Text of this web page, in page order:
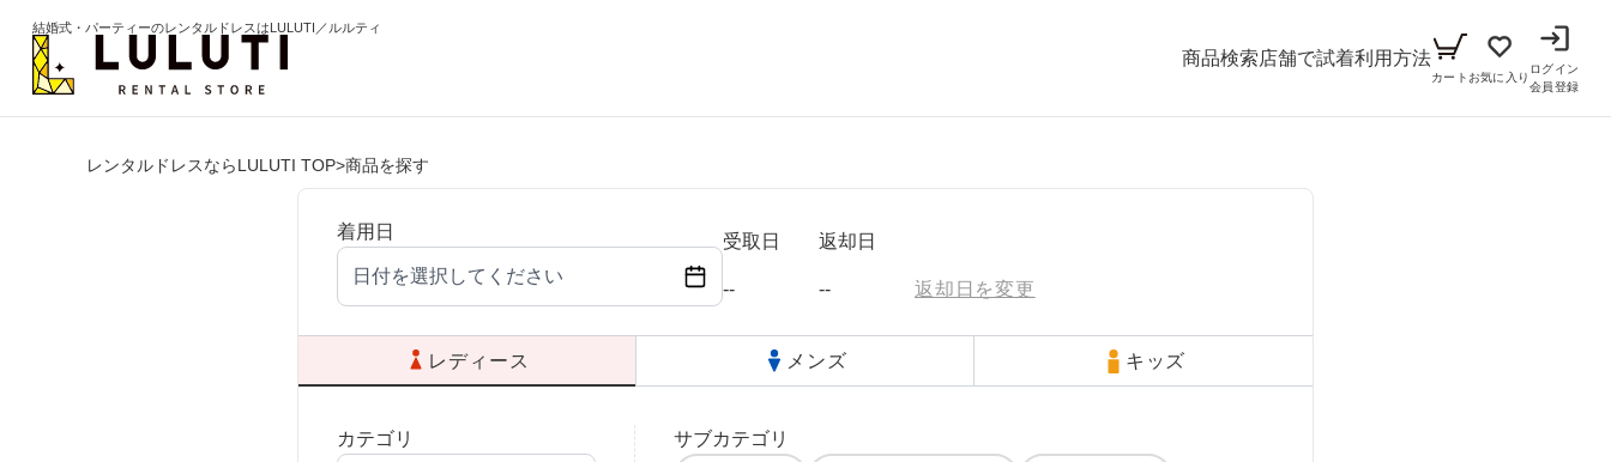
結婚式・パーティーのレンタルドレスはLULUTI／ルルティ
商品検索
カテゴリから選ぶ
30代
40代
50代
成人式・同窓会
入卒・セレモニー
食事・挨拶
ブラックフォーマル
リクルート
小物セット（パーティー用）
小物セット（ブラックフォーマル用）
店舗で試着利用方法
カート お気に入り
ログイン
会員登録
レンタルドレスならLULUTI TOP>商品を探す
着用日
日付を選択してください
受取日
--
返却日
-- 返却日を変更
レディース メンズ キッズ
カテゴリ
サブカテゴリ